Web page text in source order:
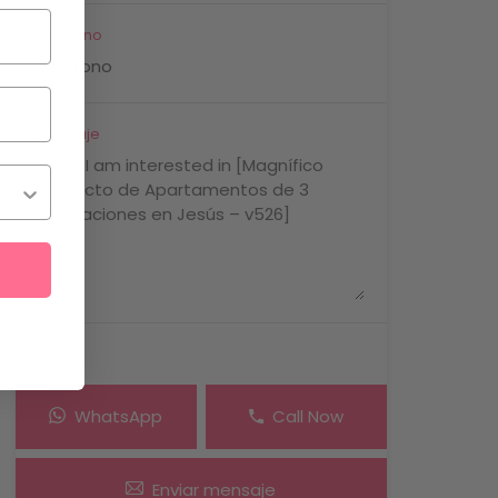
Teléfono
Mensaje
WhatsApp Call Now
Enviar mensaje